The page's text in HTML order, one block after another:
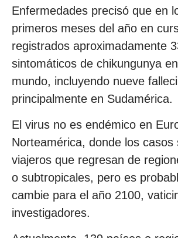
Enfermedades precisó que en
primeros meses del año en
registrados aproximadamente
sintomáticos de chikungunya
mundo, incluyendo nueve
principalmente en Sudamérica.
El virus no es endémico en
Norteamérica, donde los casos
viajeros que regresan de
o subtropicales, pero es
cambie para el año 2100,
investigadores.